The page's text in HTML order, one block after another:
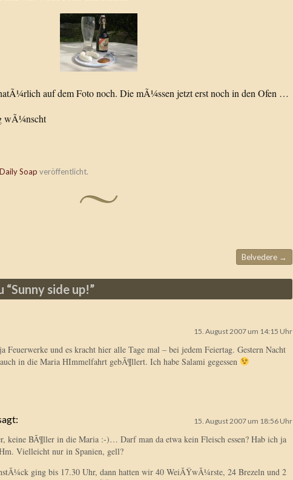
auf dem Foto noch. Die mÃ¼ssen jetzt erst noch in den Ofen …
wÃ¼nscht
Daily Soap veröffentlicht.
Belvedere →
“Sunny side up!”
15. August 2007 um 14:15 Uhr
Feuerwerke und es kracht hier alle Tage mal – bei jedem Feiertag. Gestern Nacht
in die Maria HImmelfahrt gebÃ¶llert. Ich habe Salami gegessen
15. August 2007 um 18:56 Uhr
keine BÃ¶ller in die Maria :-)… Darf man da etwa kein Fleisch essen? Hab ich ja
Vielleicht nur in Spanien, gell?
ging bis 17.30 Uhr, dann hatten wir 40 WeiÃŸwÃ¼rste, 24 Brezeln und 2